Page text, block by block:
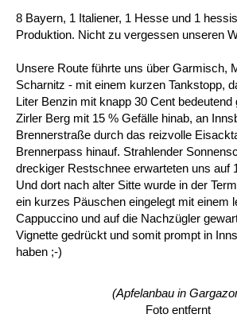
8 Bayern, 1 Italiener, 1 Hesse und 1
Produktion. Nicht zu vergessen unseren
Unsere Route führte uns über Garmisch,
Scharnitz - mit einem kurzen Tankstopp,
Liter Benzin mit knapp 30 Cent bedeutend
Zirler Berg mit 15 % Gefälle hinab, an
Brennerstraße durch das reizvolle
Brennerpass hinauf. Strahlender
dreckiger Restschnee erwarteten uns auf
Und dort nach alter Sitte wurde in der
ein kurzes Päuschen eingelegt mit einem
Cappuccino und auf die Nachzügler
Vignette gedrückt und somit prompt in
haben ;-)
(Apfelanbau in
Foto entfernt